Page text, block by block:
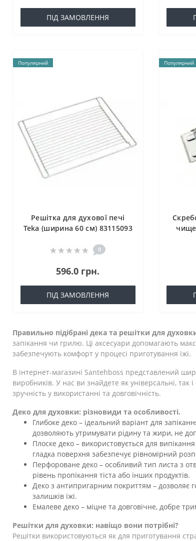
ПІД ЗАМОВЛЕННЯ
Популярний
Решітка для духової печі
Teka (ширина 60 см) 83115093
0
596.0 грн.
ПІД ЗАМОВЛЕННЯ
Популярний
Правильно підібрані дека та решітки для
запікання чи грилю. Ці аксесуари допомагають
забезпечують комфорт у процесі приготування їжі.
В інтернет-магазині Santehboss представлений
виробників. У нас ви знайдете як універсальні,
зручність у використанні та довговічність.
Деко для духовки: різновиди та особливості.
Глибоке деко – ідеальний варіант для
дозволяють утримувати рідину та жири, не
Плоске деко – використовується для
гладка поверхня забезпечує рівномірний
Перфороване деко – особливий тип листа з
рівень пропікання тіста або інших продуктів.
Деко з антипригарним покриттям – дозволяє
залишків їжі.
Емалеве деко – міцне та довговічне, добре
Решітки для духовки: навіщо вони потрібні?
Решітки використовуються як для приготування